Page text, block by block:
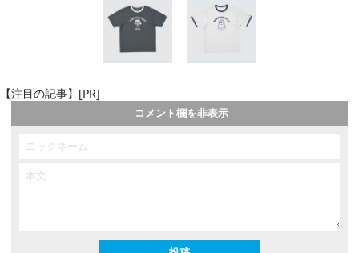
【注目の記事】[PR]
コメント欄を非表示